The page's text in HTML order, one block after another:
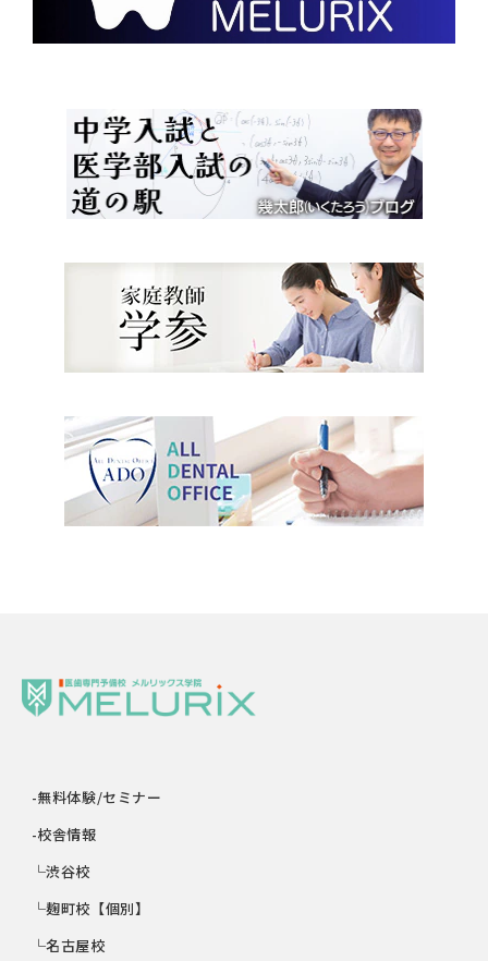
-無料体験/セミナー
-校舎情報
└渋谷校
└麹町校【個別】
└名古屋校